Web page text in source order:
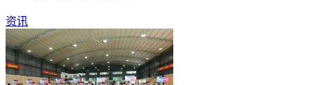
资讯